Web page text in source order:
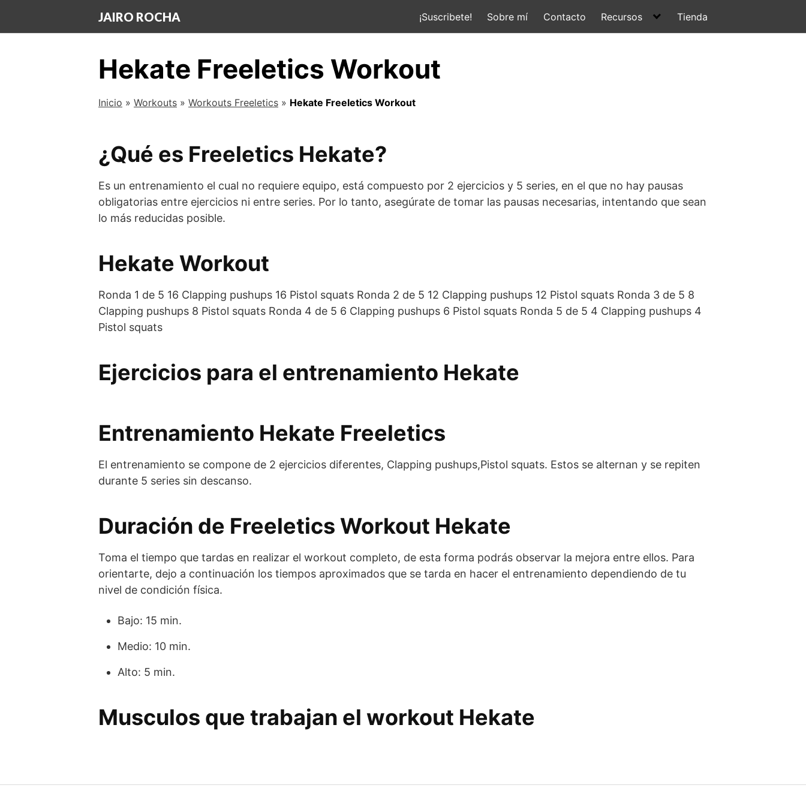
contenido
JAIRO ROCHA ¡Suscribete! Sobre mí Contacto Recursos Tienda
Hekate Freeletics Workout
Inicio » Workouts » Workouts Freeletics » Hekate Freeletics Workout
¿Qué es Freeletics Hekate?
Es un entrenamiento el cual no requiere equipo, está compuesto por 2 ejercicios y 5 series, en el que no hay pausas
obligatorias entre ejercicios ni entre series. Por lo tanto, asegúrate de tomar las pausas necesarias, intentando que sean
lo más reducidas posible.
Hekate Workout
Ronda 1 de 5 16 Clapping pushups 16 Pistol squats Ronda 2 de 5 12 Clapping pushups 12 Pistol squats Ronda 3 de 5 8
Clapping pushups 8 Pistol squats Ronda 4 de 5 6 Clapping pushups 6 Pistol squats Ronda 5 de 5 4 Clapping pushups 4
Pistol squats
Ejercicios para el entrenamiento Hekate
Entrenamiento Hekate Freeletics
El entrenamiento se compone de 2 ejercicios diferentes, Clapping pushups,Pistol squats. Estos se alternan y se repiten
durante 5 series sin descanso.
Duración de Freeletics Workout Hekate
Toma el tiempo que tardas en realizar el workout completo, de esta forma podrás observar la mejora entre ellos. Para
orientarte, dejo a continuación los tiempos aproximados que se tarda en hacer el entrenamiento dependiendo de tu
nivel de condición física.
Bajo: 15 min.
Medio: 10 min.
Alto: 5 min.
Musculos que trabajan el workout Hekate